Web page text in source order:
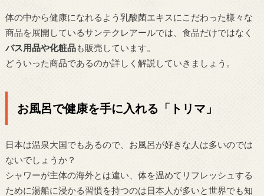
体の中から健康になれるよう乳酸菌エキスにこだわった様々な
商品を展開しているサンテクレアールでは、食品だけではなく
バス用品や化粧品も販売しています。
どういった商品であるのか詳しく解説していきましょう。
お風呂で健康を手に入れる「トリマ」
日本は温泉大国でもあるので、お風呂が好きな人は多いのでは
ないでしょうか？
シャワーが主体の海外とは違い、体を温めてリフレッシュする
ために湯船に浸かる習慣を持つのは日本人が多いと世界でも知